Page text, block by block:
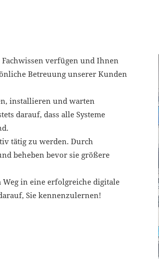
verfügen und Ihnen
Betreuung unserer Kunden
installieren und warten
darauf, dass alle Systeme
tätig zu werden. Durch
beheben bevor sie größere
in eine erfolgreiche digitale
Sie kennenzulernen!